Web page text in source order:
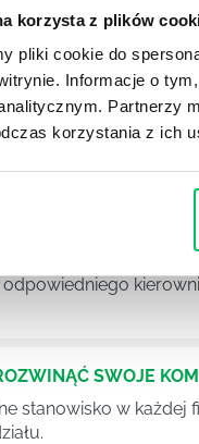
korzysta z plików
pliki cookie do
Informacje o
Partnerzy
korzystania z ich
się nim osoby
w każdej większej (i
miejscu choć raz
POWINIEN
SWOJE
stanowisko w każdej